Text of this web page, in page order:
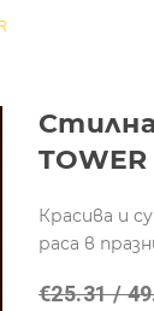
Стилна
TOWER
Красива и
раса в
€25.31 /